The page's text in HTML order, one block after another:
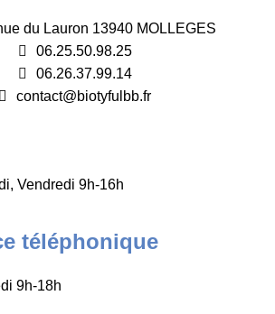
du Lauron 13940 MOLLEGES
06.25.50.98.25
06.26.37.99.14
contact@biotyfulbb.fr
Vendredi 9h-16h
téléphonique
9h-18h